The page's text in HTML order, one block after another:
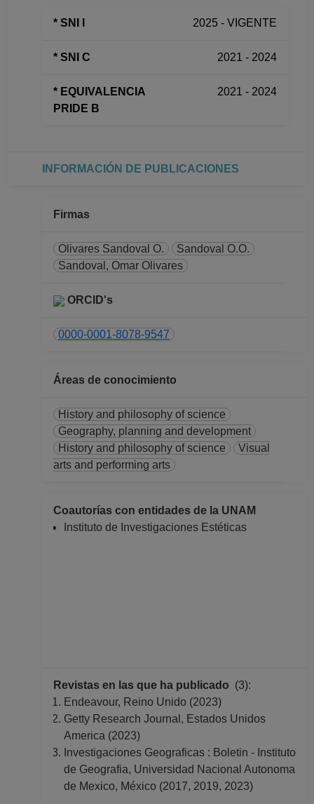
Desde 01-11-2021
PROFESOR
No Definitivo
hasta 31-07-2019
y Letras
Desde 16-05-2018
Desde 16-04-2017
PROFESOR
ASIGNATURA A TP
No Definitivo
Facultad de Filosofia
hasta 31-07-2016
PROFESOR
No Definitivo
Facultad de Filosofia
y Letras
hasta 15-08-2015
PROFESOR
ASIGNATURA A TP
* SNI I 2025 - VIGENTE
* SNI C 2021 - 2024
* EQUIVALENCIA
PRIDE B
2021 - 2024
INFORMACIÓN DE PUBLICACIONES
Firmas
Olivares Sandoval O.
Sandoval O.O.
Sandoval, Omar Olivares
ORCID's
0000-0001-8078-9547
Áreas de conocimiento
History and philosophy of science
Geography, planning and development
History and philosophy of science
Visual
arts and performing arts
Coautorías con entidades de la UNAM
Instituto de Investigaciones Estéticas
Revistas en las que ha publicado (3):
Endeavour, Reino Unido (2023)
Getty Research Journal, Estados Unidos
America (2023)
Investigaciones Geograficas : Boletin - Instituto
de Geografia, Universidad Nacional Autonoma
de Mexico, México (2017, 2019, 2023)